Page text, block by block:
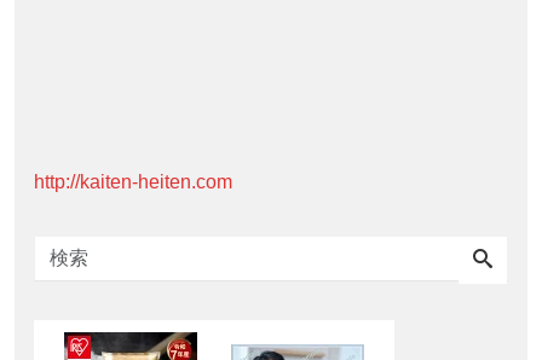
http://kaiten-heiten.com